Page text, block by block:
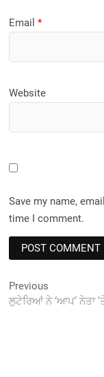
Email*
Website
Save my name,
time I comment.
Post
navigation
Previous
post:
ਲੁਟੇਰਿਆਂ ਨੇ ‘ਆਪ’ ਨੇਤਾ